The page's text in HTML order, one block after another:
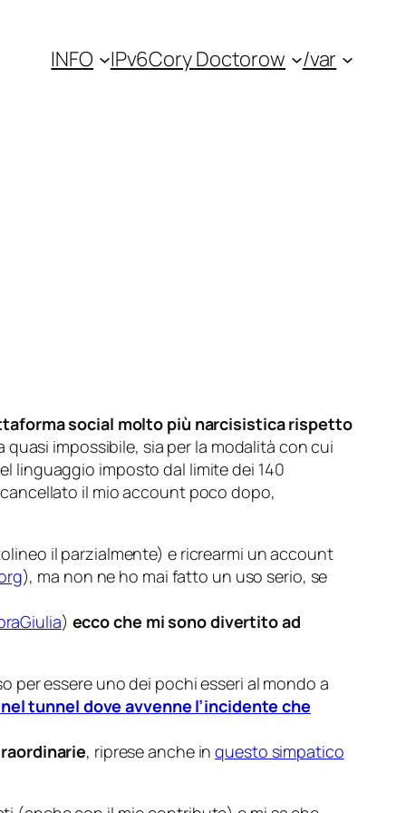
INFO IPv6Cory Doctorow /var
social molto più narcisistica rispetto
impossibile, sia per la modalità con cui
linguaggio imposto dal limite dei 140
il mio account poco dopo,
il parzialmente) e ricrearmi un account
), ma non ne ho mai fatto un uso serio, se
) ecco che mi sono divertito ad
per essere uno dei pochi esseri al mondo a
tunnel dove avvenne l’incidente che
, riprese anche inquesto simpatico